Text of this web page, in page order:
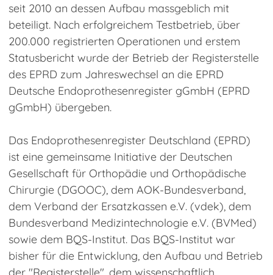
seit 2010 an dessen Aufbau massgeblich mit
beteiligt. Nach erfolgreichem Testbetrieb, über
200.000 registrierten Operationen und erstem
Statusbericht wurde der Betrieb der Registerstelle
des EPRD zum Jahreswechsel an die EPRD
Deutsche Endoprothesenregister gGmbH (EPRD
gGmbH) übergeben.
Das Endoprothesenregister Deutschland (EPRD)
ist eine gemeinsame Initiative der Deutschen
Gesellschaft für Orthopädie und Orthopädische
Chirurgie (DGOOC), dem AOK-Bundesverband,
dem Verband der Ersatzkassen e.V. (vdek), dem
Bundesverband Medizintechnologie e.V. (BVMed)
sowie dem BQS-Institut. Das BQS-Institut war
bisher für die Entwicklung, den Aufbau und Betrieb
der "Registerstelle", dem wissenschaftlich